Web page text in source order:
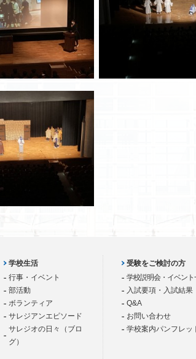
学校生活
行事・イベント
部活動
ボランティア
サレジアンエピソード
サレジオの日々（ブロ
グ）
受験をご検討の方
学校説明会・イベント
入試要項・入試結果
Q&A
お問い合わせ
学校案内パンフレッ